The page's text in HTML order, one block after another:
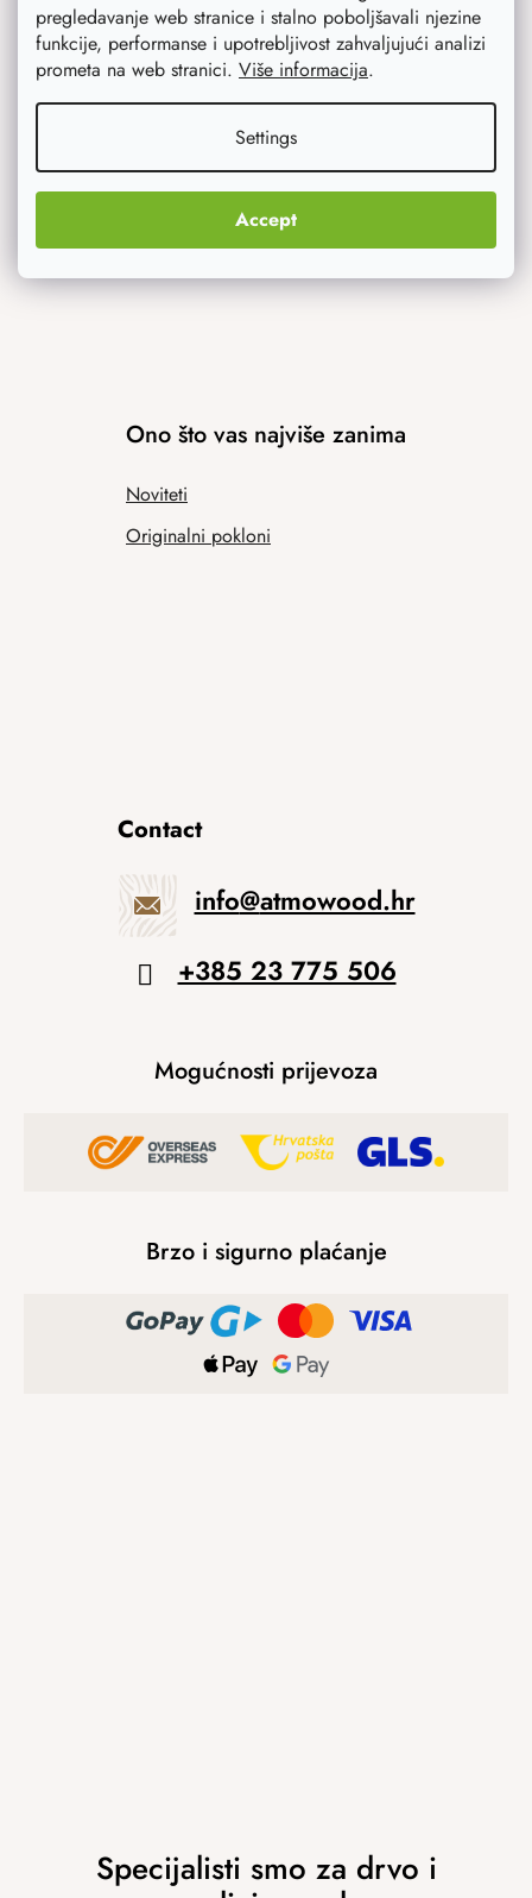
pregledavanje web stranice i stalno poboljšavali njezine
funkcije, performanse i upotrebljivost zahvaljujući analizi
prometa na web stranici. Više informacija.
Settings
Accept
Savjetujemo vas
Inspiracija
Ono što vas najviše zanima
Noviteti
Originalni pokloni
Contact
info@atmowood.hr
+385 23 775 506
Mogućnosti prijevoza
Brzo i sigurno plaćanje